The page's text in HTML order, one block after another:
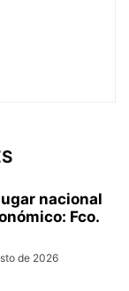
nacional
Fco.
de 2026